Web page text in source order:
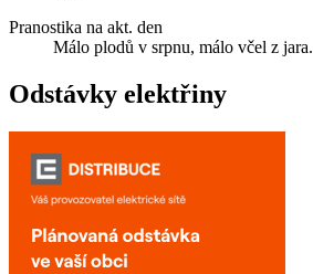
Pranostika na akt. den
Málo plodů v srpnu, málo včel z jara.
Odstávky elektřiny